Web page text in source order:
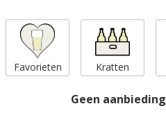
Favorieten Kratten
Geen